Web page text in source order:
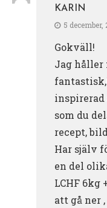
KARIN
5 december,
Gokväll!
Jag håller
inspirerad
som du
recept,
Har själv
en del
LCHF 6kg
att gå ner